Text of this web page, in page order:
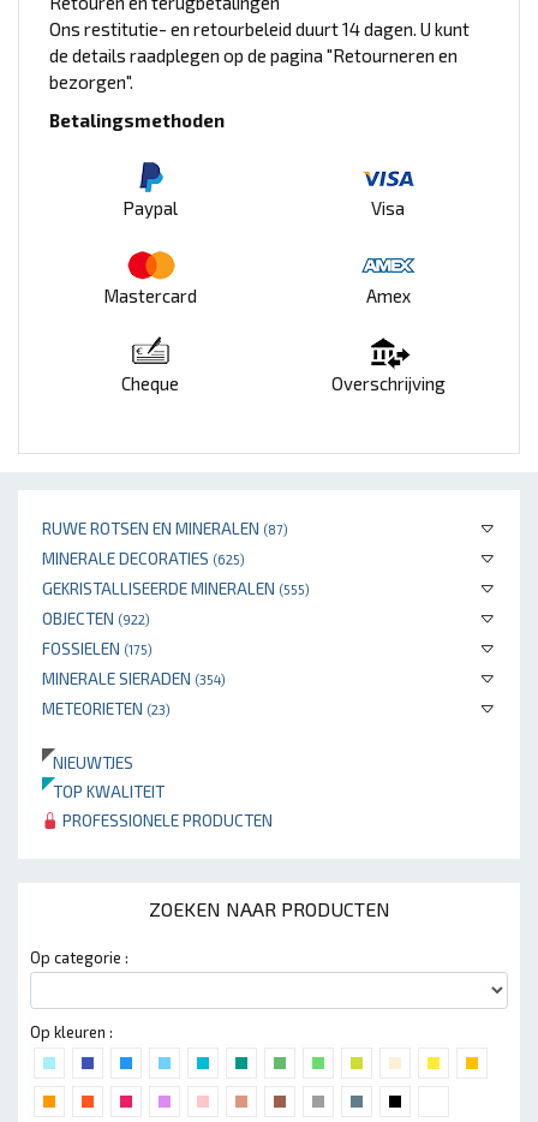
RUWE ROTSEN EN MINERALEN (87)
MINERALE DECORATIES (625)
GEKRISTALLISEERDE MINERALEN (555)
OBJECTEN (922)
FOSSIELEN (175)
MINERALE SIERADEN (354)
METEORIETEN (23)
NIEUWTJES
TOP KWALITEIT
PROFESSIONELE PRODUCTEN
ZOEKEN NAAR PRODUCTEN
Op categorie :
Op kleuren :
Ons restitutie- en retourbeleid duurt 14 dagen. U kunt
de details raadplegen op de pagina "Retourneren en
bezorgen".
Betalingsmethoden
Paypal Visa
Mastercard Amex
Cheque Overschrijving